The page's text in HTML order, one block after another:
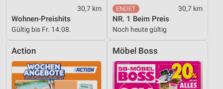
30,7 km
Wohnen-Preishits
Gültig bis Fr. 14.08.
30,7 km
NR. 1 Beim Preis
Noch heute gültig
Action Möbel Boss